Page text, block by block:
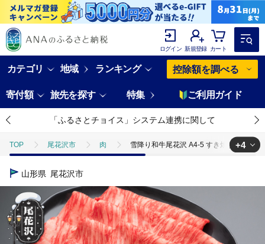
ログイン 新規登録 カート
カテゴリ 地域 ランキング 控除額を調べる
寄付額 旅先を探す 特集 ご利用ガイド
「ふるさとチョイス」システム連携に関して
TOP 尾花沢市 肉 雪降り和牛尾花沢 A4-5 すき焼き用 サー
TOP
牛肉 雪降り和牛尾花沢 A4-5 すき焼き用 サーロイ
TOP 肉 牛肉 山形牛 雪降り和牛尾花沢 A4-5 すき焼
TOP 肉 牛肉 黒毛和牛 雪降り和牛尾花沢 A4-5 すき
+4
山形県 尾花沢市